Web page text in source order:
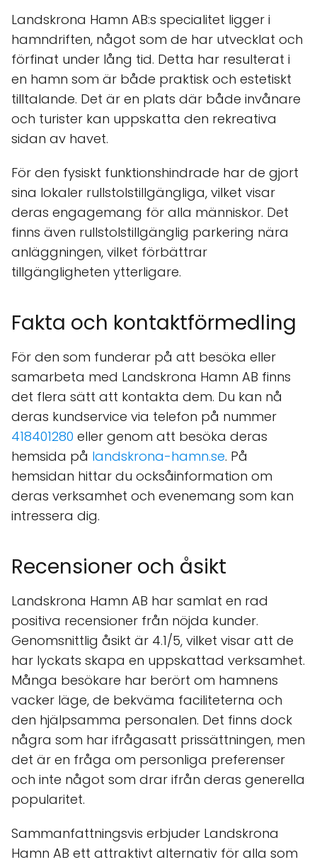
Landskrona Hamn AB:s specialitet ligger i
hamndriften, något som de har utvecklat och
förfinat under lång tid. Detta har resulterat i
en hamn som är både praktisk och estetiskt
tilltalande. Det är en plats där både invånare
och turister kan uppskatta den rekreativa
sidan av havet.
För den fysiskt funktionshindrade har de gjort
sina lokaler rullstolstillgängliga, vilket visar
deras engagemang för alla människor. Det
finns även rullstolstillgänglig parkering nära
anläggningen, vilket förbättrar
tillgängligheten ytterligare.
Fakta och kontaktförmedling
För den som funderar på att besöka eller
samarbeta med Landskrona Hamn AB finns
det flera sätt att kontakta dem. Du kan nå
deras kundservice via telefon på nummer
418401280 eller genom att besöka deras
hemsida på landskrona-hamn.se. På
hemsidan hittar du ocksåinformation om
deras verksamhet och evenemang som kan
intressera dig.
Recensioner och åsikt
Landskrona Hamn AB har samlat en rad
positiva recensioner från nöjda kunder.
Genomsnittlig åsikt är 4.1/5, vilket visar att de
har lyckats skapa en uppskattad verksamhet.
Många besökare har berört om hamnens
vacker läge, de bekväma faciliteterna och
den hjälpsamma personalen. Det finns dock
några som har ifrågasatt prissättningen, men
det är en fråga om personliga preferenser
och inte något som drar ifrån deras generella
popularitet.
Sammanfattningsvis erbjuder Landskrona
Hamn AB ett attraktivt alternativ för alla som